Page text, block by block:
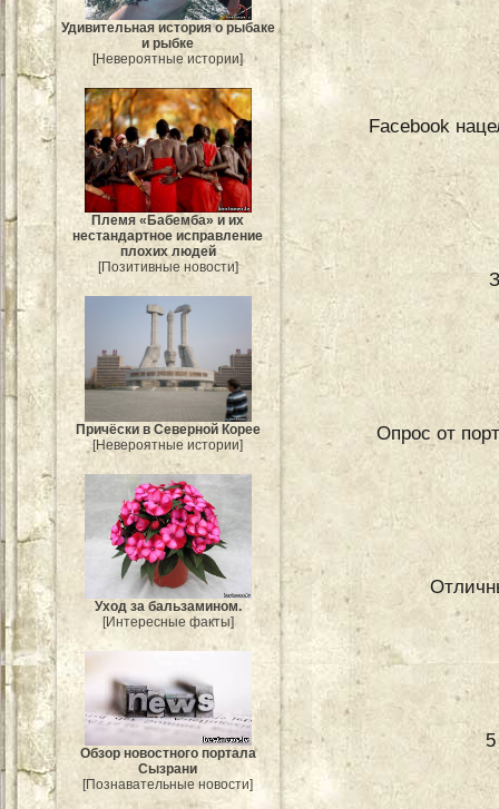
Удивительная история о рыбаке
и рыбке
[Невероятные истории]
Племя «Бабемба» и их
нестандартное исправление
плохих людей
[Позитивные новости]
Причёски в Северной Корее
[Невероятные истории]
Уход за бальзамином.
[Интересные факты]
Обзор новостного портала
Сызрани
[Познавательные новости]
Facebook
Опрос от